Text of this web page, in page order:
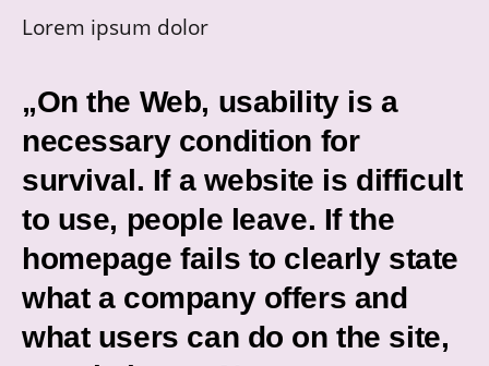
Lorem ipsum dolor
„On the Web, usability is a
necessary condition for
survival. If a website is difficult
to use, people leave. If the
homepage fails to clearly state
what a company offers and
what users can do on the site,